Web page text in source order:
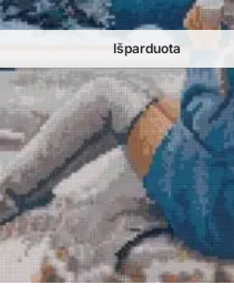
Išparduota